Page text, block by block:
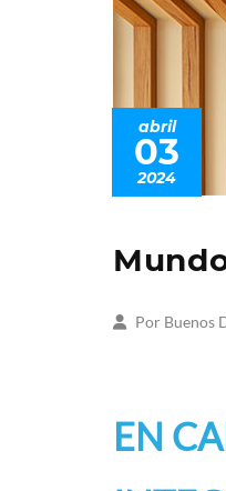
abril
03
2024
Por Buenos
EN